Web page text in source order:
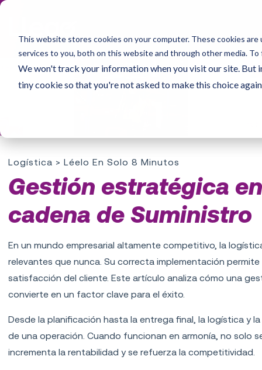
This website stores cookies on your computer. These cookies
services to you, both on this website and through other media.
We won't track your information when you visit our site. But
tiny cookie so that you're not asked to make this choice
Logística > Léelo En Solo 8 Minutos
Gestión estratégica
cadena de Suministro
En un mundo empresarial altamente competitivo, la
relevantes que nunca. Su correcta implementación
satisfacción del cliente. Este artículo analiza cómo una
convierte en un factor clave para el éxito.
Desde la planificación hasta la entrega final, la logística y
de una operación. Cuando funcionan en armonía, no solo
incrementa la rentabilidad y se refuerza la competitividad.